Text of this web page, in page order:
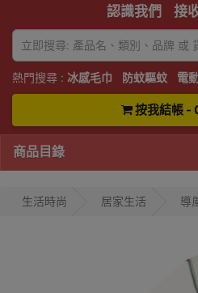
認識我們 接
熱門搜尋 : 冰感毛巾 防蚊驅蚊 電
按我結帳 -
商品目錄
生活時尚 居家生活 導